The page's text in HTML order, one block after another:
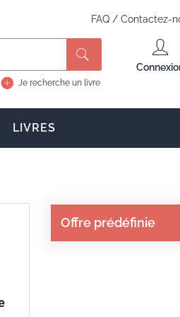
FAQ / Contactez-
Je recherche un livre
LIVRES
Offre prédéfinie